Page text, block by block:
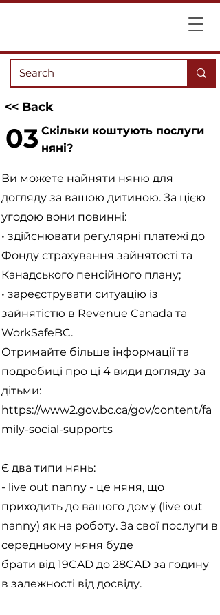
<< Back
03 Скільки коштують послуги
няні?
Ви можете найняти няню для
догляду за вашою дитиною. За цією
угодою вони повинні:
• здійснювати регулярні платежі до
Фонду страхування зайнятості та
Канадського пенсійного плану;
• зареєструвати ситуацію із
зайнятістю в Revenue Canada та
WorkSafeBC.
Отримайте більше інформації та
подробиці про ці 4 види догляду за
дітьми:
https://www2.gov.bc.ca/gov/content/fa
mily-social-supports
Є два типи нянь:
- live out nanny - це няня, що
приходить до вашого дому (live out
nanny) як на роботу. За свої послуги в
середньому няня буде
брати від 19CAD до 28CAD за годину
в залежності від досвіду.